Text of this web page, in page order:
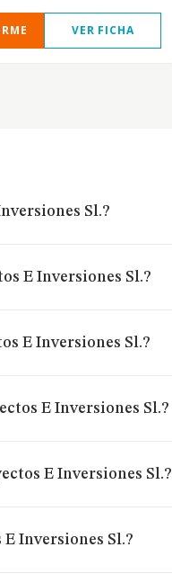
VER FICHA
Sl.?
E Inversiones Sl.?
E Inversiones Sl.?
E Inversiones Sl.?
E Inversiones Sl.?
Inversiones Sl.?